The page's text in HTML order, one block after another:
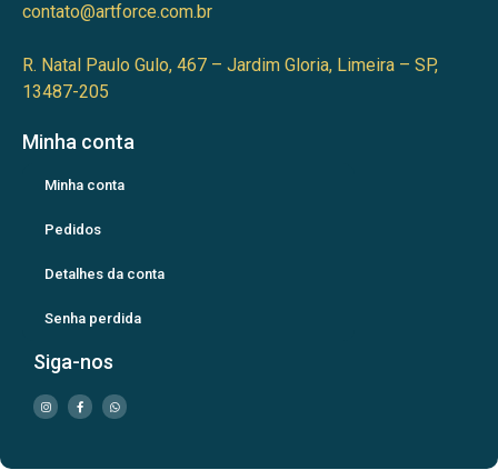
contato@artforce.com.br
R. Natal Paulo Gulo, 467 – Jardim Gloria, Limeira – SP,
13487-205
Minha conta
Minha conta
Pedidos
Detalhes da conta
Senha perdida
Siga-nos